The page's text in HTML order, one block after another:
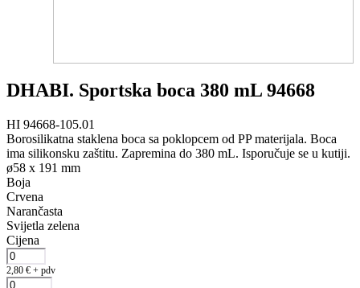
DHABI. Sportska boca 380 mL 94668
HI 94668-105.01
Borosilikatna staklena boca sa poklopcem od PP materijala. Boca
ima silikonsku zaštitu. Zapremina do 380 mL. Isporučuje se u kutiji.
ø58 x 191 mm
Boja
Crvena
Narančasta
Svijetla zelena
Cijena
2,80 € + pdv